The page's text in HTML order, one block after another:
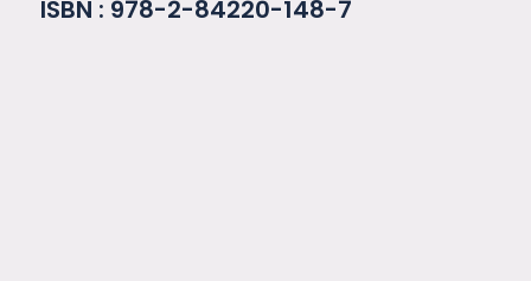
ISBN : 978-2-84220-148-7